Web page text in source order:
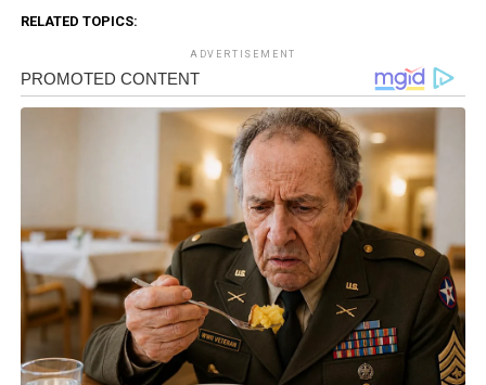
RELATED TOPICS:
ADVERTISEMENT